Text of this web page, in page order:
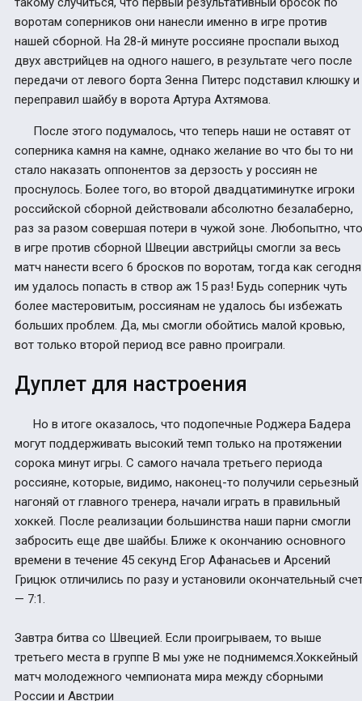
воротам соперников они нанесли именно в игре против
нашей сборной. На 28-й минуте россияне проспали выход
двух австрийцев на одного нашего, в результате чего после
передачи от левого борта Зенна Питерс подставил клюшку и
переправил шайбу в ворота Артура Ахтямова.
После этого подумалось, что теперь наши не оставят от
соперника камня на камне, однако желание во что бы то ни
стало наказать оппонентов за дерзость у россиян не
проснулось. Более того, во второй двадцатиминутке игроки
российской сборной действовали абсолютно безалаберно,
раз за разом совершая потери в чужой зоне. Любопытно, что
в игре против сборной Швеции австрийцы смогли за весь
матч нанести всего 6 бросков по воротам, тогда как сегодня
им удалось попасть в створ аж 15 раз! Будь соперник чуть
более мастеровитым, россиянам не удалось бы избежать
больших проблем. Да, мы смогли обойтись малой кровью,
вот только второй период все равно проиграли.
Дуплет для настроения
Но в итоге оказалось, что подопечные Роджера Бадера
могут поддерживать высокий темп только на протяжении
сорока минут игры. С самого начала третьего периода
россияне, которые, видимо, наконец-то получили серьезный
нагоняй от главного тренера, начали играть в правильный
хоккей. После реализации большинства наши парни смогли
забросить еще две шайбы. Ближе к окончанию основного
времени в течение 45 секунд Егор Афанасьев и Арсений
Грицюк отличились по разу и установили окончательный
— 7:1.
Завтра битва со Швецией. Если проигрываем, то выше
третьего места в группе В мы уже не поднимемся.Хоккейный
матч молодежного чемпионата мира между сборными
России и Австрии